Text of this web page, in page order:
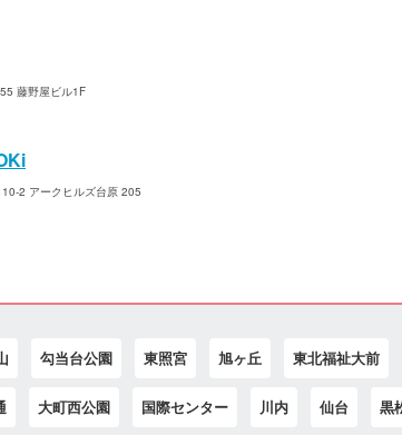
藤野屋ビル1F
2 アークヒルズ台原 205
勾当台公園 東照宮 旭ヶ丘 東北福祉大前
大町西公園 国際センター 川内 仙台 黒